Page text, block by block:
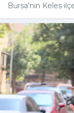
Bursa'nın Keles